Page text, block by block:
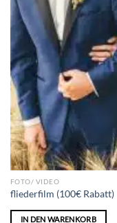
FOTO/ VIDEO
fliederfilm (100€ Rabatt)
IN DEN WARENKORB